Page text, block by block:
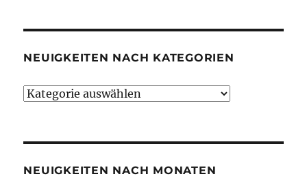
NEUIGKEITEN NACH KATEGORIEN
Neuigkeiten
NEUIGKEITEN NACH MONATEN